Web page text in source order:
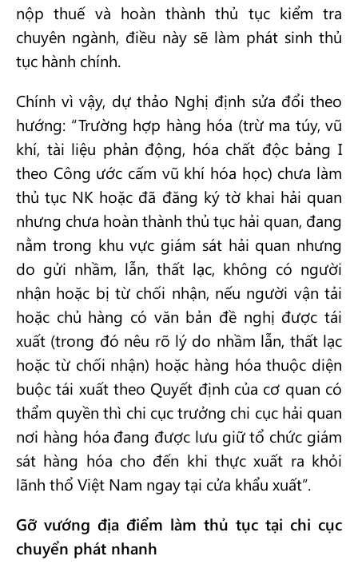
nộp thuế và hoàn thành thủ tục kiểm tra
chuyên ngành, điều này sẽ làm phát sinh thủ
tục hành chính.
Chính vì vậy, dự thảo Nghị định sửa đổi theo
hướng: “Trường hợp hàng hóa (trừ ma túy, vũ
khí, tài liệu phản động, hóa chất độc bảng I
theo Công ước cấm vũ khí hóa học) chưa làm
thủ tục NK hoặc đã đăng ký tờ khai hải quan
nhưng chưa hoàn thành thủ tục hải quan, đang
nằm trong khu vực giám sát hải quan nhưng
do gửi nhầm, lẫn, thất lạc, không có người
nhận hoặc bị từ chối nhận, nếu người vận tải
hoặc chủ hàng có văn bản đề nghị được tái
xuất (trong đó nêu rõ lý do nhầm lẫn, thất lạc
hoặc từ chối nhận) hoặc hàng hóa thuộc diện
buộc tái xuất theo Quyết định của cơ quan có
thẩm quyền thì chi cục trưởng chi cục hải quan
nơi hàng hóa đang được lưu giữ tổ chức giám
sát hàng hóa cho đến khi thực xuất ra khỏi
lãnh thổ Việt Nam ngay tại cửa khẩu xuất”.
Gỡ vướng địa điểm làm thủ tục tại chi cục
chuyển phát nhanh